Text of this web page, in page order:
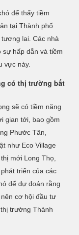
để thấy tiềm
tại Thành phố
lai. Các nhà
hấp dẫn và tiềm
vực này.
có thị trường bất
sẽ có tiềm năng
gian tới, bao gồm
Phước Tân,
như Eco Village
mới Long Thọ,
triển của các
để dự đoán rằng
cơ hội đầu tư
trường Thành